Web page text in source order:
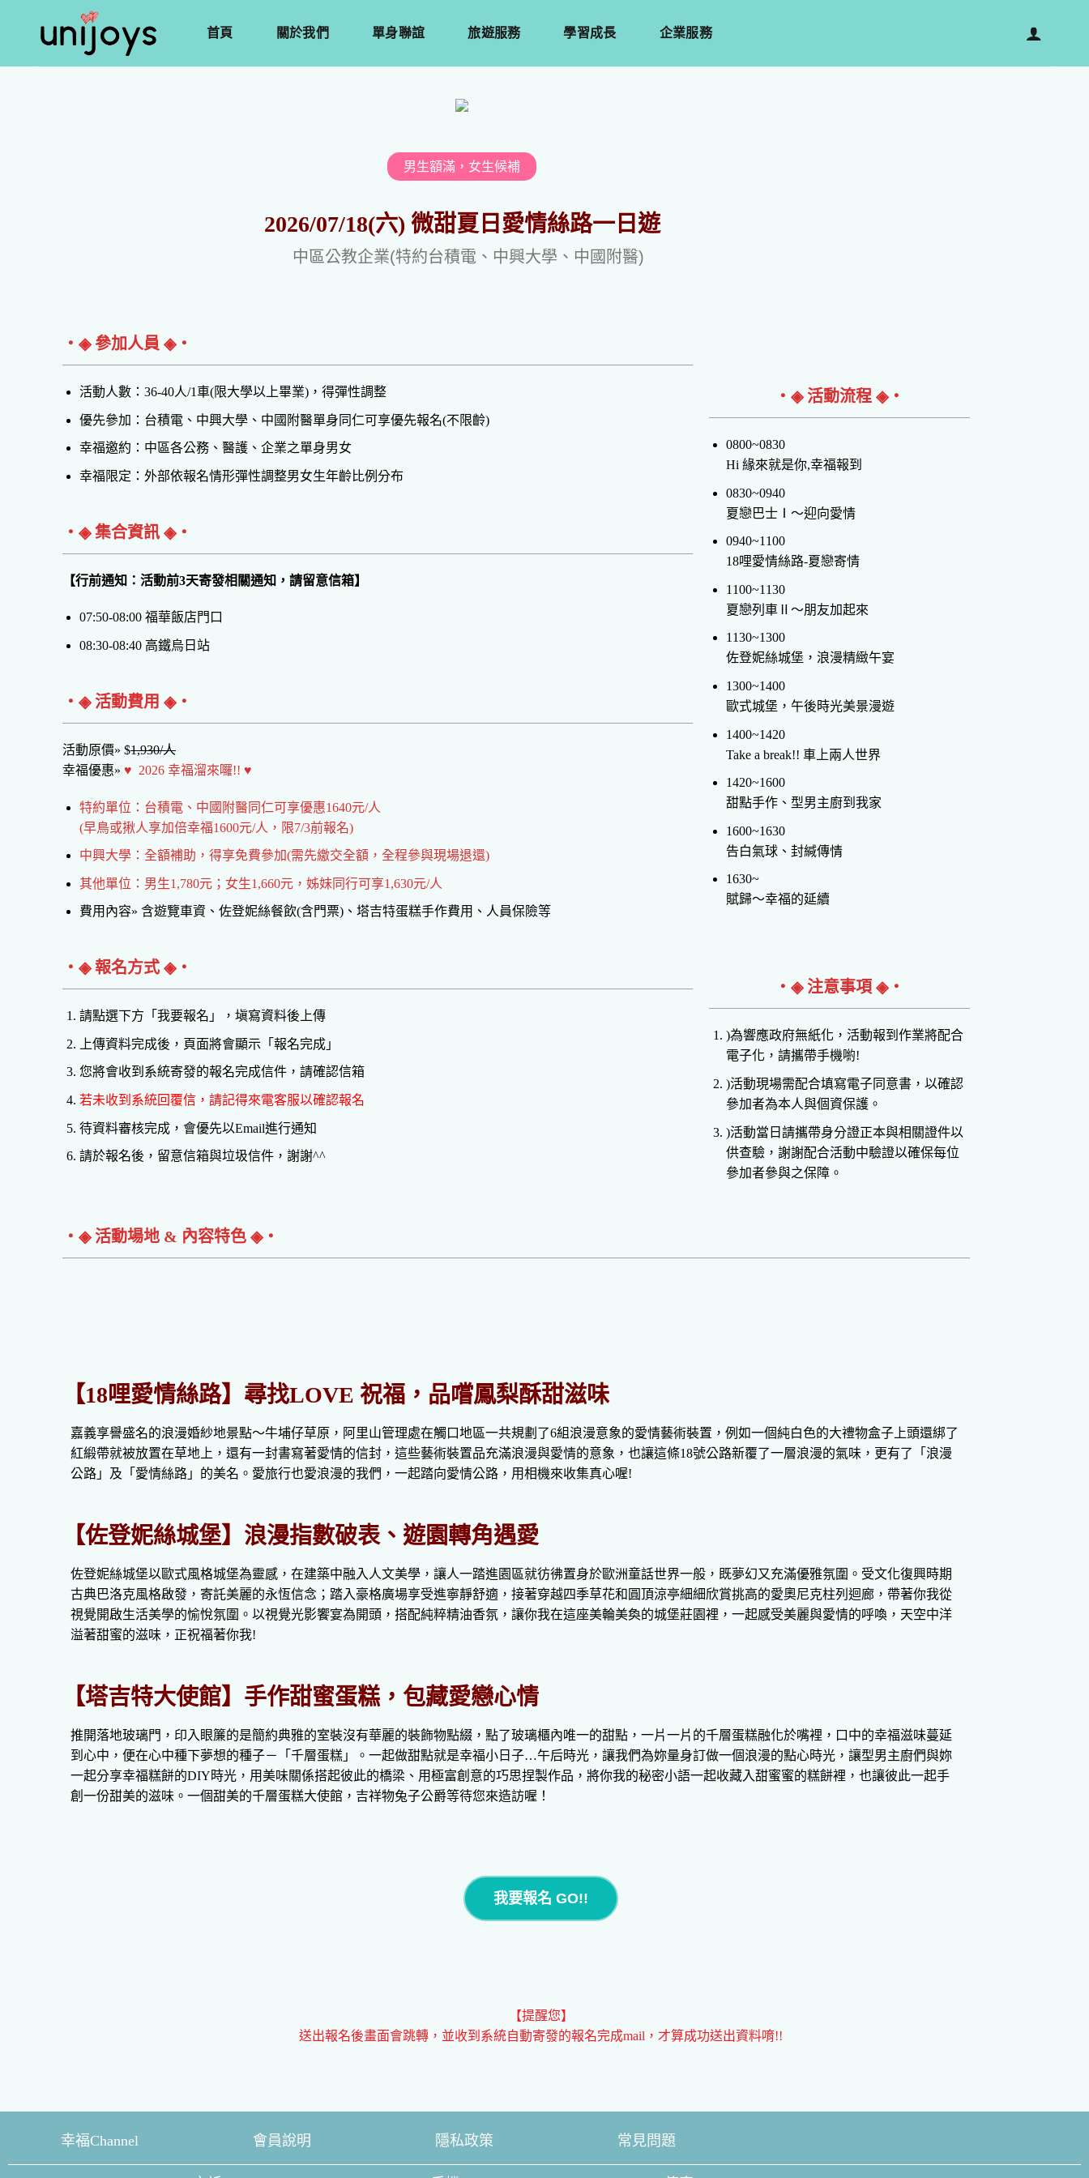
首頁 關於我們 單身聯誼 旅遊服務 學習成長 企業服務
男生額滿，女生候補
2026/07/18(六) 微甜夏日愛情絲路一日遊
中區公教企業(特約台積電、中興大學、中國附醫)
‧◈ 參加人員 ◈‧
活動人數：36-40人/1車(限大學以上畢業)，得彈性調整
優先參加：台積電、中興大學、中國附醫單身同仁可享優先報名(不限齡)
幸福邀約：中區各公務、醫護、企業之單身男女
幸福限定：外部依報名情形彈性調整男女生年齡比例分布
‧◈ 集合資訊 ◈‧
【行前通知：活動前3天寄發相關通知，請留意信箱】
07:50-08:00 福華飯店門口
08:30-08:40 高鐵烏日站
‧◈ 活動費用 ◈‧
活動原價» $1,930/人
幸福優惠» ♥ 2026 幸福溜來囉!! ♥
特約單位：台積電、中國附醫同仁可享優惠1640元/人
(早鳥或揪人享加倍幸福1600元/人，限7/3前報名)
中興大學：全額補助，得享免費參加(需先繳交全額，全程參與現場退還)
其他單位：男生1,780元；女生1,660元，姊妹同行可享1,630元/人
費用內容» 含遊覽車資、佐登妮絲餐飲(含門票)、塔吉特蛋糕手作費用、人員保險等
‧◈ 報名方式 ◈‧
請點選下方「我要報名」，塡寫資料後上傳
上傳資料完成後，頁面將會顯示「報名完成」
您將會收到系統寄發的報名完成信件，請確認信箱
若未收到系統回覆信，請記得來電客服以確認報名
待資料審核完成，會優先以Email進行通知
請於報名後，留意信箱與垃圾信件，謝謝^^
‧◈ 活動流程 ◈‧
0800~0830
Hi 緣來就是你,幸福報到
0830~0940
夏戀巴士Ⅰ～迎向愛情
0940~1100
18哩愛情絲路-夏戀寄情
1100~1130
夏戀列車Ⅱ～朋友加起來
1130~1300
佐登妮絲城堡，浪漫精緻午宴
1300~1400
歐式城堡，午後時光美景漫遊
1400~1420
Take a break!! 車上兩人世界
1420~1600
甜點手作、型男主廚到我家
1600~1630
告白氣球、封緘傳情
1630~
賦歸～幸福的延續
‧◈ 注意事項 ◈‧
)為響應政府無紙化，活動報到作業將配合
電子化，請攜帶手機喲!
)活動現場需配合填寫電子同意書，以確認
參加者為本人與個資保護。
)活動當日請攜帶身分證正本與相關證件以
供查驗，謝謝配合活動中驗證以確保每位
參加者參與之保障。
‧◈ 活動場地 & 內容特色 ◈‧
【18哩愛情絲路】尋找LOVE 祝福，品嚐鳳梨酥甜滋味
嘉義享譽盛名的浪漫婚紗地景點～牛埔仔草原，阿里山管理處在觸口地區一共規劃了6組浪漫意象的愛情藝術裝置，例如一個純白色的大禮物盒子上頭還綁了
紅緞帶就被放置在草地上，還有一封書寫著愛情的信封，這些藝術裝置品充滿浪漫與愛情的意象，也讓這條18號公路新覆了一層浪漫的氣味，更有了「浪漫
公路」及「愛情絲路」的美名。愛旅行也愛浪漫的我們，一起踏向愛情公路，用相機來收集真心喔!
【佐登妮絲城堡】浪漫指數破表、遊園轉角遇愛
佐登妮絲城堡以歐式風格城堡為靈感，在建築中融入人文美學，讓人一踏進園區就彷彿置身於歐洲童話世界一般，既夢幻又充滿優雅氛圍。受文化復興時期
古典巴洛克風格啟發，寄託美麗的永恆信念；踏入豪格廣場享受進寧靜舒適，接著穿越四季草花和圓頂涼亭細細欣賞挑高的愛奧尼克柱列迴廊，帶著你我從
視覺開啟生活美學的愉悅氛圍。以視覺光影饗宴為開頭，搭配純粹精油香氛，讓你我在這座美輪美奐的城堡莊園裡，一起感受美麗與愛情的呼喚，天空中洋
溢著甜蜜的滋味，正祝福著你我!
【塔吉特大使館】手作甜蜜蛋糕，包藏愛戀心情
推開落地玻璃門，印入眼簾的是簡約典雅的室裝沒有華麗的裝飾物點綴，點了玻璃櫃內唯一的甜點，一片一片的千層蛋糕融化於嘴裡，口中的幸福滋味蔓延
到心中，便在心中種下夢想的種子－「千層蛋糕」。一起做甜點就是幸福小日子…午后時光，讓我們為妳量身訂做一個浪漫的點心時光，讓型男主廚們與妳
一起分享幸福糕餅的DIY時光，用美味關係搭起彼此的橋梁、用極富創意的巧思捏製作品，將你我的秘密小語一起收藏入甜蜜蜜的糕餅裡，也讓彼此一起手
創一份甜美的滋味。一個甜美的千層蛋糕大使館，吉祥物兔子公爵等待您來造訪喔！
我要報名 GO!!
【提醒您】
送出報名後畫面會跳轉，並收到系統自動寄發的報名完成mail，才算成功送出資料唷!!
幸福Channel 會員說明 隱私政策 常見問題